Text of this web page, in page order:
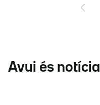
Avui és notícia